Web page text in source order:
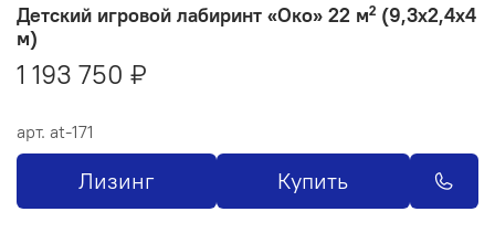
арт. at-171
Детский игровой лабиринт «Око» 22 м² (9,3x2,4x4
м)
1 193 750 ₽
Лизинг Купить